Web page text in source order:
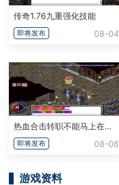
传奇1.76九重强化技能
即将发布 08-04
热血合击转职不能马上在转吗
即将发布 08-06
游戏资料